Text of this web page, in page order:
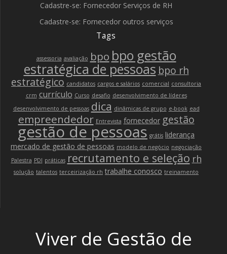
Cadastre-se: Fornecedor Serviços de RH
Cadastre-se: Fornecedor outros serviços
Tags
assessoria avaliação bpo bpo gestão
estratégica de pessoas bpo rh
estratégico candidatos cargos e salários comercial consultoria
crm currículo Curso desafio desenvolvimento de líderes
desenvolvimento de pessoas dica dinâmicas de grupo e-book ead
empreendedor Entrevista fornecedor gestão
gestão de pessoas grátis liderança
mercado de gestão de pessoas modelo de negócio negociação
Palestra PDI práticas recrutamento e seleção rh
solução talentos terceirização rh trabalhe conosco treinamento
Viver de Gestão de